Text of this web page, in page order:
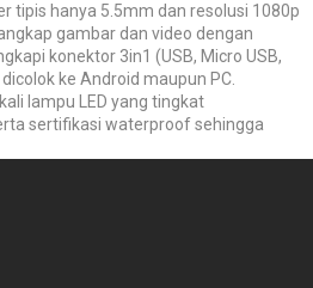
tipis hanya 5.5mm dan resolusi 1080p
gambar dan video dengan
konektor 3in1 (USB, Micro USB,
ke Android maupun PC.
lampu LED yang tingkat
sertifikasi waterproof sehingga